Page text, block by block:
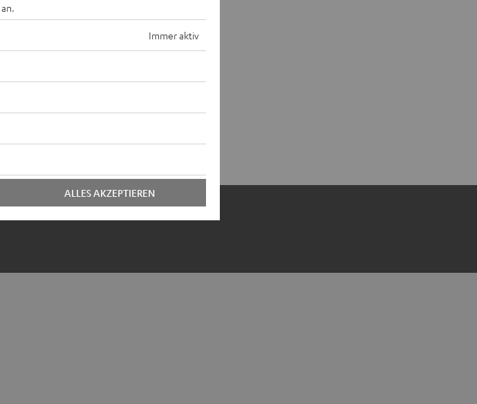
an.
Immer aktiv
ALLES AKZEPTIEREN